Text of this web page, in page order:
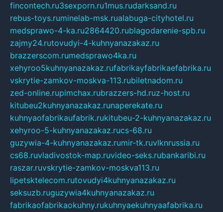
fincontech.ru3sexporn.ru1mus.rudarksand.ru
rebus-toys.ruminelab-msk.rualabuga-cityhotel.ru
medsprawo-4-ka.ru2864420.rublagodarenie-spb.ru
zajmy24.rutovudyi-4-kuhnyanazakaz.ru
brazzerscom.rumedsprawo4ka.ru
xehyroo5kuhnyanazakaz.rufabrikayfabrikaefabrika.ru
vskrytie-zamkov-moskva-113.rubiletnadom.ru
zed-online.rupimchax.rubrazzers-hd.ruz-host.ru
kitubeu2kuhnyanazakaz.runaperekate.ru
kuhnyaofabrikaufabrik.rukitubeu-2-kuhnyanazakaz.ru
xehyroo-5-kuhnyanazakaz.rucs-68.ru
guzywia-4-kuhnyanazakaz.rumir-tk.ruvlknrussia.ru
cs68.ruvladivostok-map.ruvideo-seks.rubankaribi.ru
raszar.ruvskrytie-zamkov-moskva113.ru
lipetsktelecom.rutovudyi4kuhnyanazakaz.ru
seksuzb.ruguzywia4kuhnyanazakaz.ru
fabrikaofabrikaokuhny.rukuhnyaekuhnyaafabrika.ru